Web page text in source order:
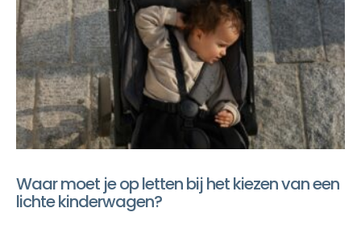
Waar moet je op letten bij het kiezen van een
lichte kinderwagen?